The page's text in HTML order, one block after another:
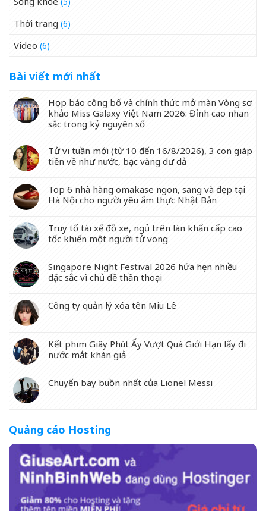
Thời trang (6)
Video (6)
Bài viết mới nhất
Họp báo công bố và chính thức mở màn Vòng sơ
khảo Miss Galaxy Việt Nam 2026: Đỉnh cao nhan
sắc trong kỷ nguyên số
Tử vi tuần mới (từ 10 đến 16/8/2026), 3 con giáp
tiền về như nước, bạc vàng dư dả
Top 6 nhà hàng omakase ngon, sang và đẹp tại
Hà Nội cho người yêu ẩm thực Nhật Bản
Truy tố tài xế đỗ xe, ngủ trên làn khẩn cấp cao
tốc khiến một người tử vong
Singapore Night Festival 2026 hứa hẹn nhiều
đặc sắc vì chủ đề thần thoại
Công ty quản lý xóa tên Miu Lê
Kết phim Giây Phút Ấy Vượt Quá Giới Hạn lấy đi
nước mắt khán giả
Chuyến bay buồn nhất của Lionel Messi
Quảng cáo Hosting